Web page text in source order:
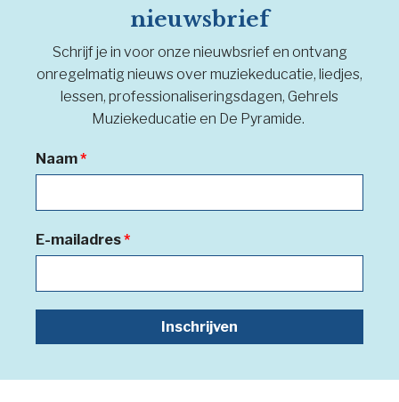
nieuwsbrief
Schrijf je in voor onze nieuwbsrief en ontvang
onregelmatig nieuws over muziekeducatie, liedjes,
lessen, professionaliseringsdagen, Gehrels
Muziekeducatie en De Pyramide.
Naam*
E-mailadres*